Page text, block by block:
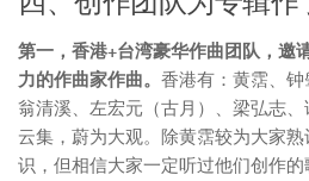
第一，香港+台湾豪华作曲团队，邀
力的作曲家作曲。 香港有：黄霑、钟
翁清溪、左宏元（古月）、梁弘志
云集，蔚为大观。除黄霑较为大家
识，但相信大家一定听过他们创作